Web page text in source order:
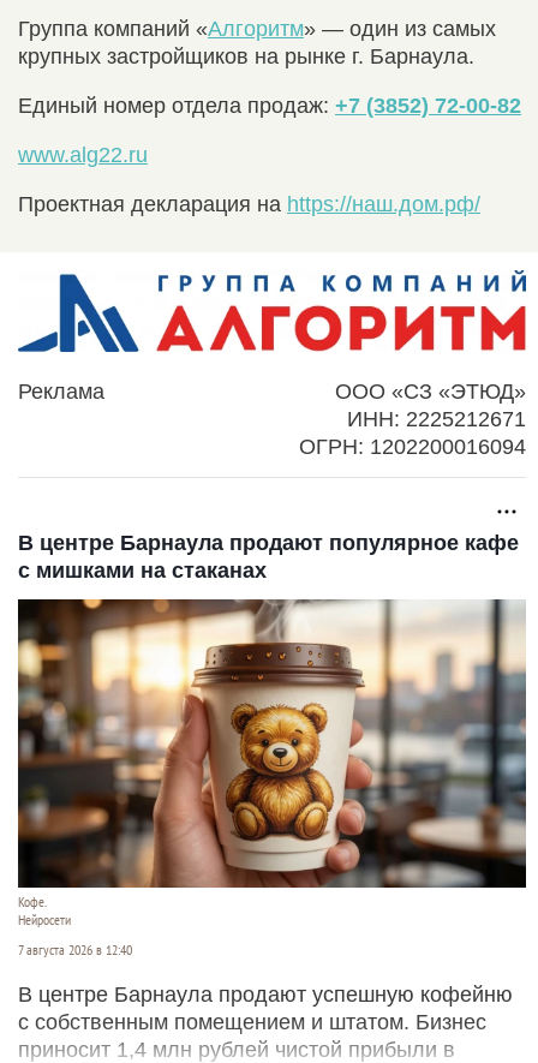
Группа компаний «Алгоритм» — один из самых
крупных застройщиков на рынке г. Барнаула.
Единый номер отдела продаж: +7 (3852) 72-00-82
www.alg22.ru
Проектная декларация на https://наш.дом.рф/
Реклама
ООО «СЗ «ЭТЮД»
ИНН: 2225212671
ОГРН: 1202200016094
В центре Барнаула продают популярное кафе
с мишками на стаканах
Кофе.
Нейросети
7 августа 2026 в 12:40
В центре Барнаула продают успешную кофейню
с собственным помещением и штатом. Бизнес
приносит 1,4 млн рублей чистой прибыли в